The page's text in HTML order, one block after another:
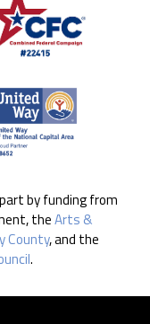
by funding from
theArts &
County, and the
.